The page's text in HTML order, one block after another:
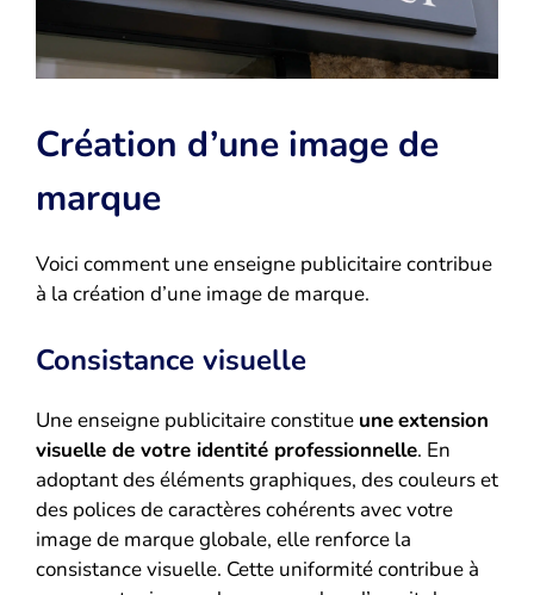
Création d’une image de
marque
Voici comment une enseigne publicitaire contribue
à la création d’une image de marque.
Consistance visuelle
Une enseigne publicitaire constitue uneextension
visuelle de votre identité professionnelle. En
adoptant des éléments graphiques, des couleurs et
des polices de caractères cohérents avec votre
image de marque globale, elle renforce la
consistance visuelle. Cette uniformité contribue à